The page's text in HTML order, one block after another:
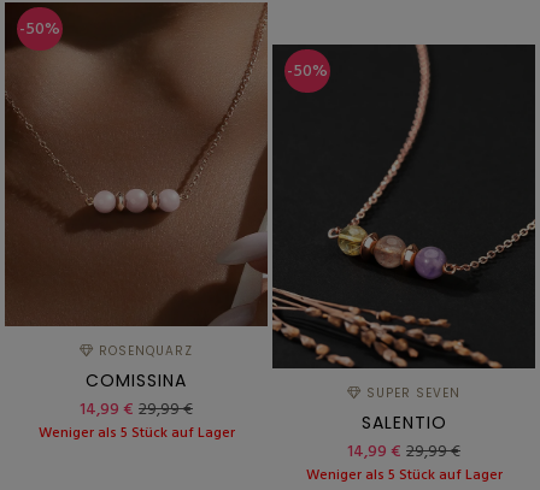
-50%
ROSENQUARZ
COMISSINA
14,99 € 29,99 €
Weniger als 5 Stück auf Lager
-50%
SUPER SEVEN
SALENTIO
14,99 € 29,99 €
Weniger als 5 Stück auf Lager